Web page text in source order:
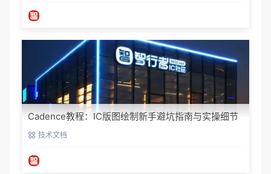
Cadence教程：IC版图绘制新手避坑指南与实操细节
技术文档